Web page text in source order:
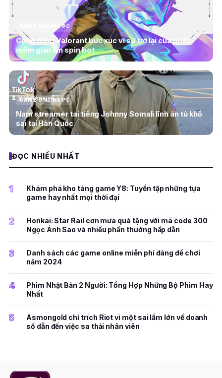
GAME ONLINE PC
Cộng đồng Valorant bức xúc vì sự trở lại của phần
mềm gian lận spin bot
GAME ONLINE PC
Nam streamer tai tiếng Johnny Somali lĩnh án tù khổ
sai tại Hàn Quốc
ĐỌC NHIỀU NHẤT
1
Khám phá kho tàng game Y8: Tuyển tập những tựa
game hay nhất mọi thời đại
2
Honkai: Star Rail cơn mưa quà tặng với mã code 300
Ngọc Ánh Sao và nhiều phần thưởng hấp dẫn
3
Danh sách các game online miễn phí đáng để chơi
năm 2024
4
Phim Nhật Bản 2 Người: Tổng Hợp Những Bộ Phim Hay
Nhất
5
Asmongold chỉ trích Riot vì một sai lầm lớn về doanh
số dẫn đến việc sa thải nhân viên